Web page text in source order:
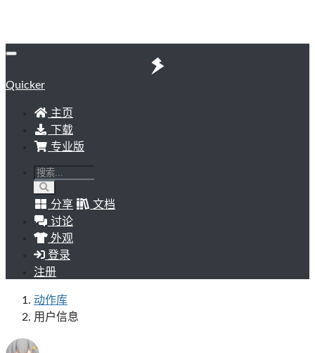
Quicker
主页
下载
专业版
分享
文档
讨论
外观
登录
注册
动作库
用户信息